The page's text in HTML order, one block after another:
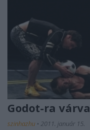
Godot-ra
szinhazhu • 2011. január 15.